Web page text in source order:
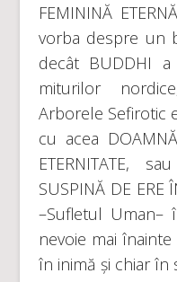
FEMININĂ
vorba despre un
decât BUDDHI a
miturilor
Arborele Sefirotic
cu acea
ETERNITATE,
SUSPINĂ DE ERE
–Sufletul Uman–
nevoie mai
în inimă și chiar în